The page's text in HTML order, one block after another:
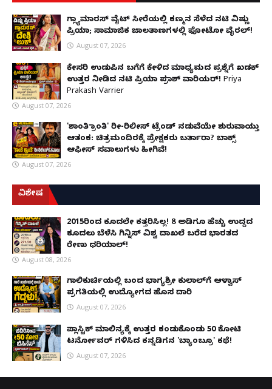
ಗ್ಲ್ಯಾಮಾರಸ್ ವೈಟ್‌ ಸೀರೆಯಲ್ಲಿ ಕಣ್ಮನ ಸೆಳೆದ ನಟಿ ವಿಷ್ಣು
ಪ್ರಿಯಾ; ಸಾಮಾಜಿಕ ಜಾಲತಾಣಗಳಲ್ಲಿ ಫೋಟೋ ವೈರಲ್!
August 07, 2026
ಕೇಸರಿ ಉಡುಪಿನ ಬಗೆಗೆ ಕೇಳಿದ ಮಾಧ್ಯಮದ ಪ್ರಶ್ನೆಗೆ ಖಡಕ್
ಉತ್ತರ ನೀಡಿದ ನಟಿ ಪ್ರಿಯಾ ಪ್ರಕಾಶ್ ವಾರಿಯರ್! Priya
Prakash Varrier
August 07, 2026
'ಶಾಂತಿ ಕ್ರಾಂತಿ' ರೀ-ರಿಲೀಸ್ ಟ್ರೆಂಡ್ ನಡುವೆಯೇ ಶುರುವಾಯ್ತು
ಆತಂಕ: ಚಿತ್ರಮಂದಿರಕ್ಕೆ ಪ್ರೇಕ್ಷಕರು ಬರ್ತಾರಾ? ಬಾಕ್ಸ್
ಆಫೀಸ್ ಸವಾಲುಗಳು ಹೀಗಿವೆ!
August 07, 2026
ವಿಶೇಷ
2015ರಿಂದ ಕೂದಲೇ ಕತ್ತರಿಸಿಲ್ಲ! 8 ಅಡಿಗೂ ಹೆಚ್ಚು ಉದ್ದದ
ಕೂದಲು ಬೆಳೆಸಿ ಗಿನ್ನಿಸ್ ವಿಶ್ವ ದಾಖಲೆ ಬರೆದ ಭಾರತದ
ರೇಣು ಧರಿಯಾಲ್!
August 08, 2026
ಗಾಲಿಕುರ್ಚಿಯಲ್ಲಿ ಬಂದ ಭಾಗ್ಯಶ್ರೀ ಕುಲಾಲ್‌ಗೆ ಆಳ್ವಾಸ್
ಪ್ರಗತಿಯಲ್ಲಿ ಉದ್ಯೋಗದ ಹೊಸ ದಾರಿ
August 07, 2026
ಪ್ಲಾಸ್ಟಿಕ್ ಮಾಲಿನ್ಯಕ್ಕೆ ಉತ್ತರ ಕಂಡುಕೊಂಡು ₹50 ಕೋಟಿ
ಟರ್ನೋವರ್ ಗಳಿಸಿದ ಕನ್ನಡಿಗನ 'ಬ್ಯಾಂಬ್ರೂ' ಕಥೆ!
August 07, 2026